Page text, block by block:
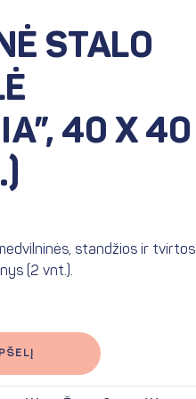
STALO
40 X 40
standžios ir tvirtos
(2 vnt.).